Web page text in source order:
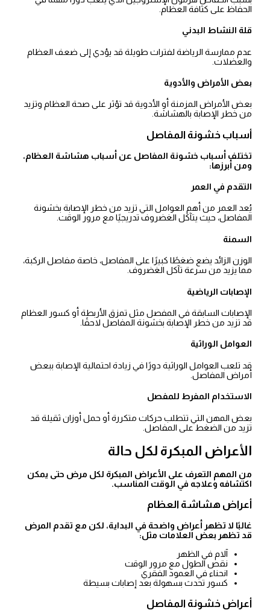
الحفاظ على كثافة العظام.
قلة النشاط البدني
عدم ممارسة الرياضة لفترات طويلة قد يؤدي إلى ضعف العظام
والعضلات.
بعض الأمراض والأدوية
بعض الأمراض المزمنة أو الأدوية قد تؤثر على صحة العظام وتزيد
من خطر الإصابة بالهشاشة.
أسباب خشونة المفاصل
تختلف أسباب خشونة المفاصل عن أسباب هشاشة العظام،
ومن أبرزها:
التقدم في العمر
يُعد العمر من أهم العوامل التي تزيد من خطر الإصابة بخشونة
المفاصل، حيث يتآكل الغضروف تدريجيًا مع مرور الوقت.
السمنة
الوزن الزائد يضع ضغطًا كبيرًا على المفاصل، خاصة مفاصل الركبة،
مما يزيد من سرعة تآكل الغضروف.
الإصابات الرياضية
الإصابات السابقة في المفصل مثل تمزق الأربطة أو كسور العظام
قد تزيد من خطر الإصابة بخشونة المفاصل لاحقًا.
العوامل الوراثية
قد تلعب العوامل الوراثية دورًا في زيادة احتمالية الإصابة ببعض
أمراض المفاصل.
الاستخدام المفرط للمفصل
بعض المهن التي تتطلب حركات متكررة أو حمل أوزان ثقيلة قد
تزيد من الضغط على المفاصل.
الأعراض المبكرة لكل حالة
من المهم التعرف على الأعراض المبكرة لكل مرض حتى يمكن
اكتشافه وعلاجه في الوقت المناسب.
أعراض هشاشة العظام
غالبًا لا تظهر أعراض واضحة في البداية، لكن مع تقدم المرض
قد تظهر بعض العلامات مثل:
آلام في الظهر
نقص الطول مع مرور الوقت
انحناء في العمود الفقري
كسور تحدث بسهولة بعد إصابات بسيطة
أعراض خشونة المفاصل